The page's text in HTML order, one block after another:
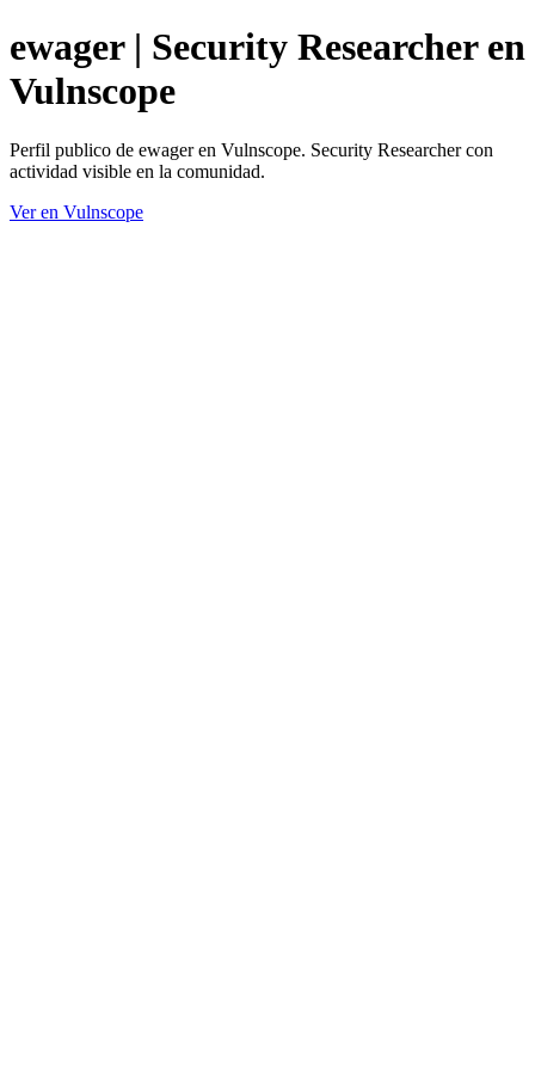
ewager | Security Researcher en
Vulnscope
Perfil publico de ewager en Vulnscope. Security Researcher con
actividad visible en la comunidad.
Ver en Vulnscope